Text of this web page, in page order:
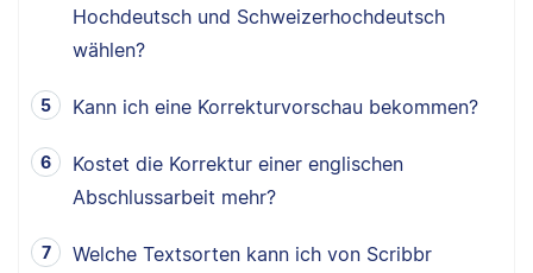
Hochdeutsch und Schweizerhochdeutsch
wählen?
Kann ich eine Korrekturvorschau bekommen?
Kostet die Korrektur einer englischen
Abschlussarbeit mehr?
Welche Textsorten kann ich von Scribbr